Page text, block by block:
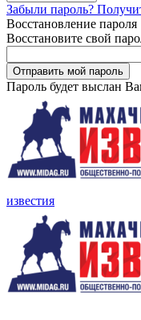
Забыли пароль?
Восстановление пароля
Восстановите свой
Пароль будет выслан
известия